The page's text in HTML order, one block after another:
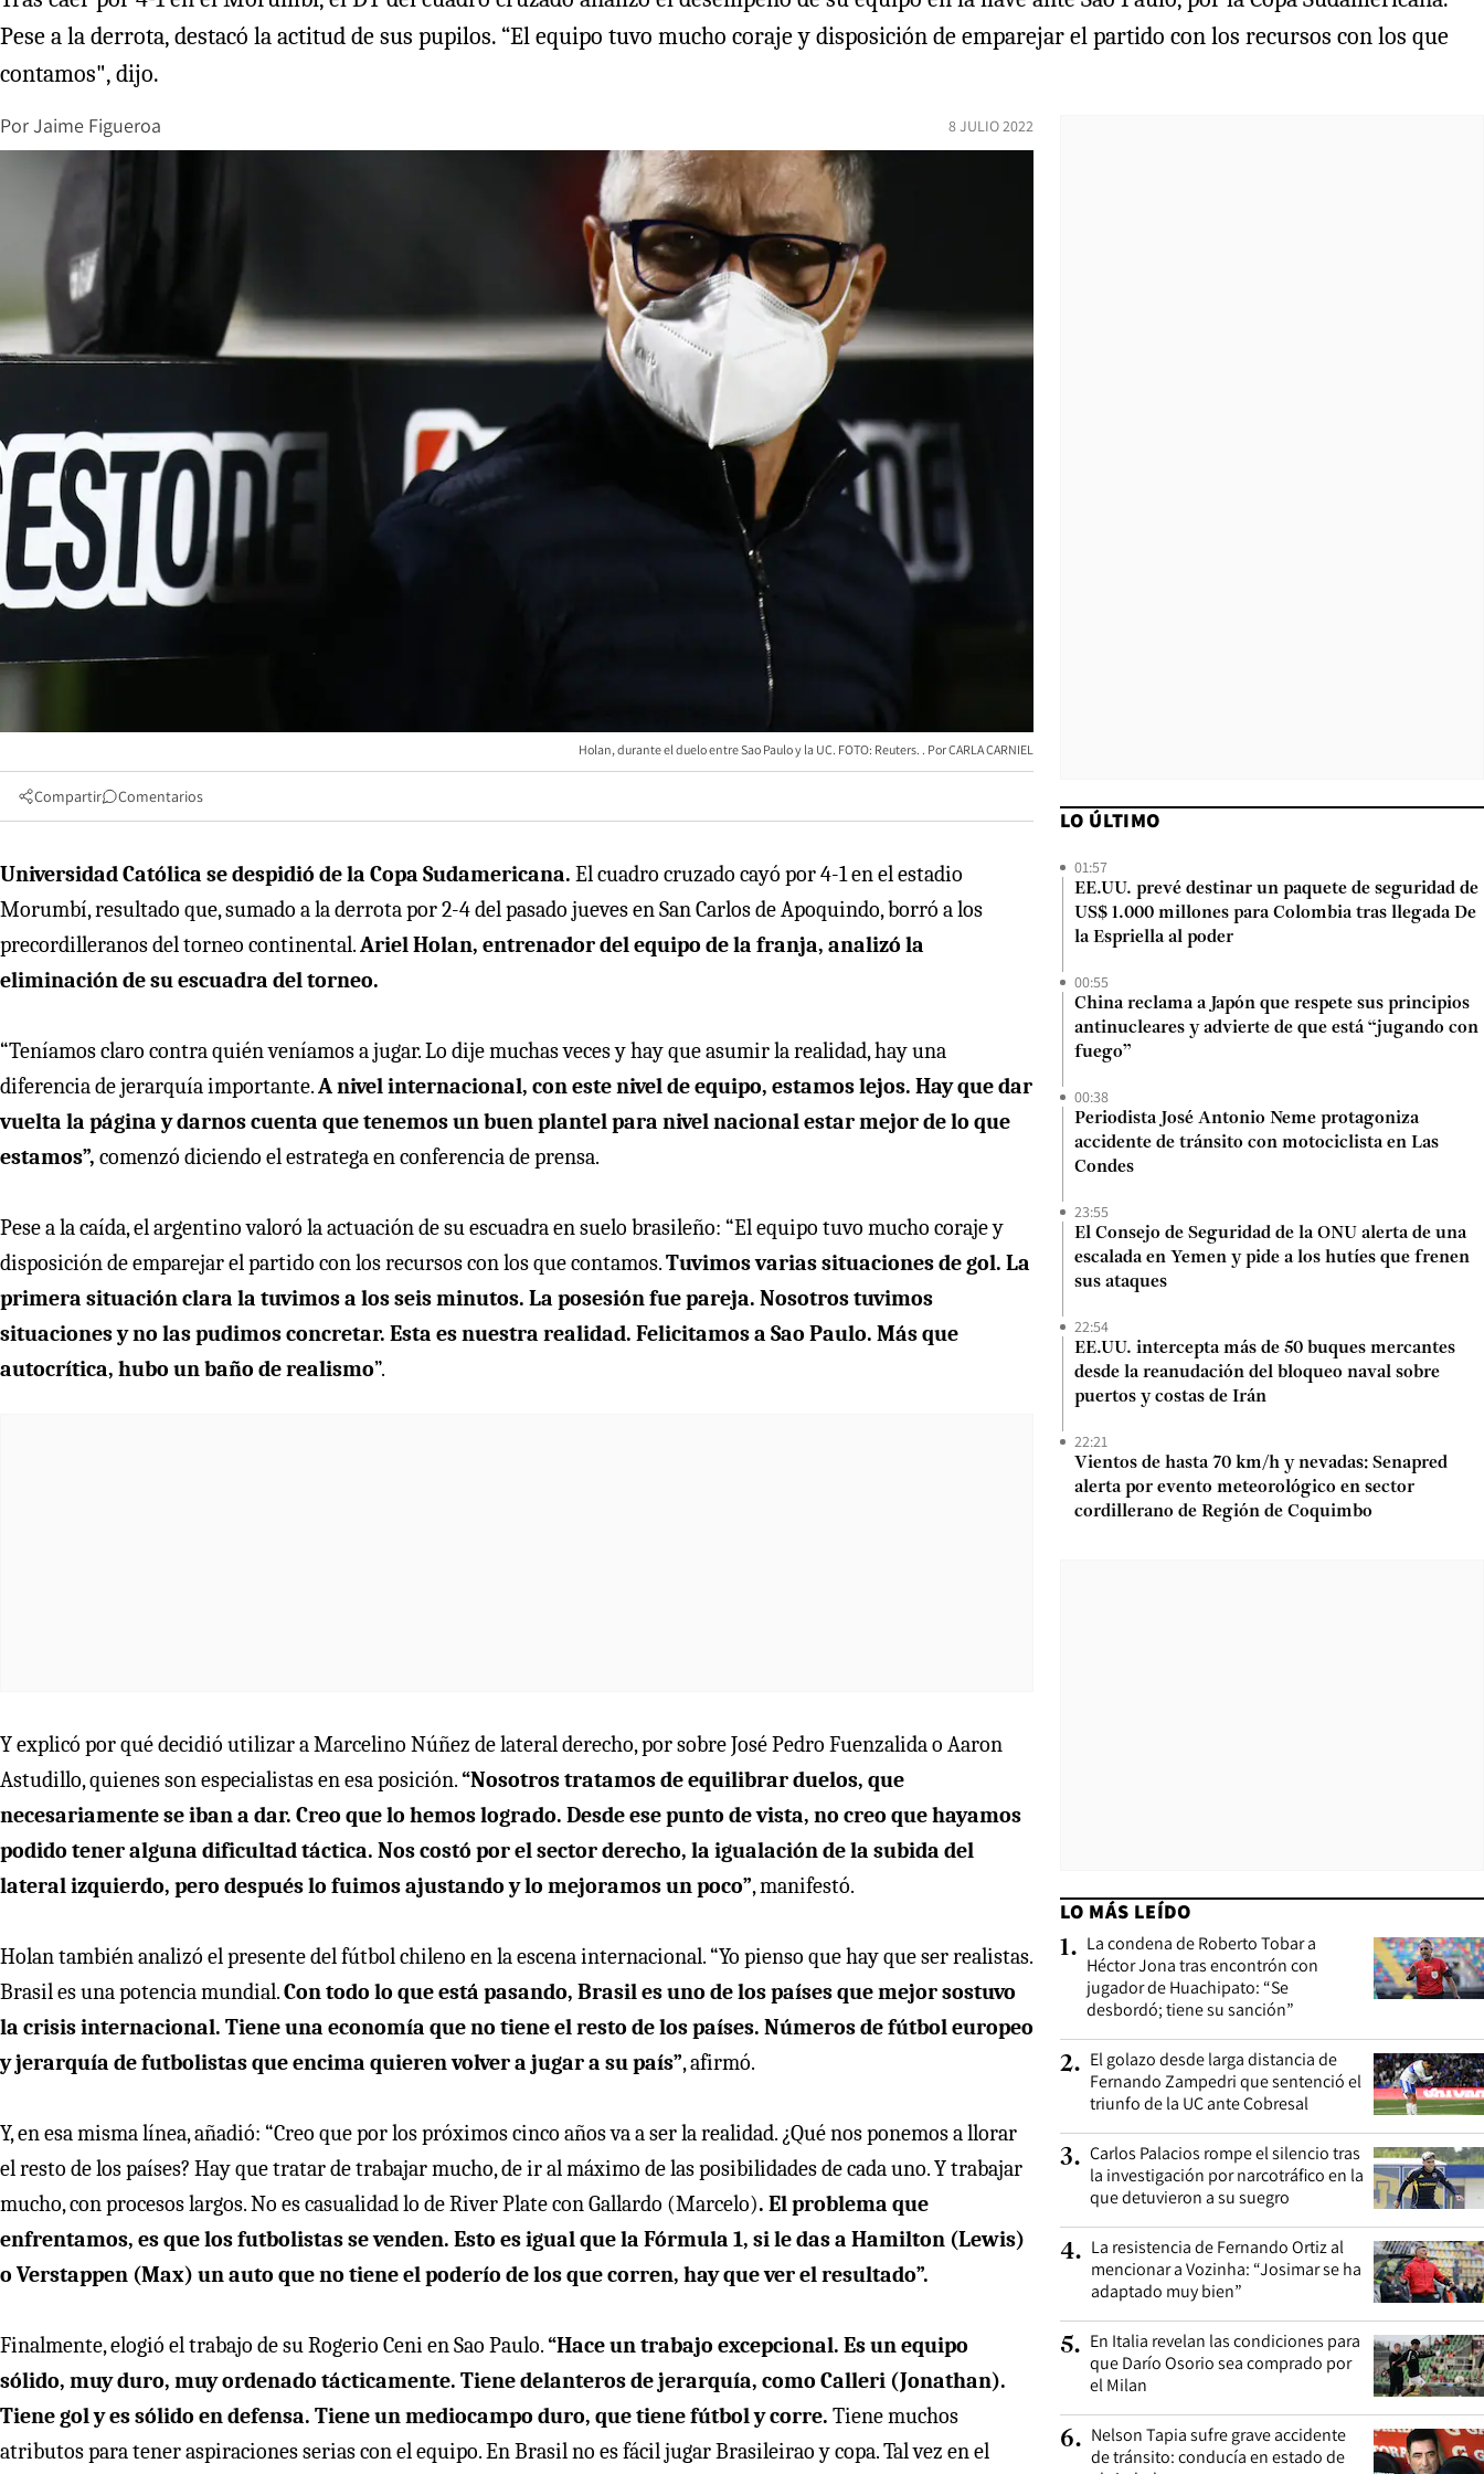
Pese a la derrota, destacó la actitud de sus pupilos. “El equipo tuvo mucho coraje y disposición de emparejar el partido con los recursos con los que
contamos", dijo.
PorJaime Figueroa 8 JULIO 2022
Holan, durante el duelo entre Sao Paulo y la UC. FOTO: Reuters. CARLA CARNIEL
Compartir Comentarios
Universidad Católica se despidió de la Copa Sudamericana. El cuadro cruzado cayó por 4-1 en el estadio
Morumbí, resultado que, sumado a la derrota por 2-4 del pasado jueves en San Carlos de Apoquindo, borró a los
precordilleranos del torneo continental.Ariel Holan, entrenador del equipo de la franja, analizó la
eliminación de su escuadra del torneo.
“Teníamos claro contra quién veníamos a jugar. Lo dije muchas veces y hay que asumir la realidad, hay una
diferencia de jerarquía importante.A nivel internacional, con este nivel de equipo, estamos lejos. Hay que dar
vuelta la página y darnos cuenta que tenemos un buen plantel para nivel nacional estar mejor de lo que
estamos”, comenzó diciendo el estratega en conferencia de prensa.
Pese a la caída, el argentino valoró la actuación de su escuadra en suelo brasileño: “El equipo tuvo mucho coraje y
disposición de emparejar el partido con los recursos con los que contamos.Tuvimos varias situaciones de gol. La
primera situación clara la tuvimos a los seis minutos. La posesión fue pareja. Nosotros tuvimos
situaciones y no las pudimos concretar. Esta es nuestra realidad. Felicitamos a Sao Paulo. Más que
autocrítica, hubo un baño de realismo”.
Y explicó por qué decidió utilizar a Marcelino Núñez de lateral derecho, por sobre José Pedro Fuenzalida o Aaron
Astudillo, quienes son especialistas en esa posición.“Nosotros tratamos de equilibrar duelos, que
necesariamente se iban a dar. Creo que lo hemos logrado. Desde ese punto de vista, no creo que hayamos
podido tener alguna dificultad táctica. Nos costó por el sector derecho, la igualación de la subida del
lateral izquierdo, pero después lo fuimos ajustando y lo mejoramos un poco”, manifestó.
Holan también analizó el presente del fútbol chileno en la escena internacional. “Yo pienso que hay que ser realistas.
Brasil es una potencia mundial.Con todo lo que está pasando, Brasil es uno de los países que mejor sostuvo
la crisis internacional. Tiene una economía que no tiene el resto de los países. Números de fútbol europeo
y jerarquía de futbolistas que encima quieren volver a jugar a su país”, afirmó.
Y, en esa misma línea, añadió: “Creo que por los próximos cinco años va a ser la realidad. ¿Qué nos ponemos a llorar
el resto de los países? Hay que tratar de trabajar mucho, de ir al máximo de las posibilidades de cada uno. Y trabajar
mucho, con procesos largos. No es casualidad lo de River Plate con Gallardo (Marcelo). El problema que
enfrentamos, es que los futbolistas se venden. Esto es igual que la Fórmula 1, si le das a Hamilton (Lewis)
o Verstappen (Max) un auto que no tiene el poderío de los que corren, hay que ver el resultado”.
Finalmente, elogió el trabajo de su Rogerio Ceni en Sao Paulo.“Hace un trabajo excepcional. Es un equipo
sólido, muy duro, muy ordenado tácticamente. Tiene delanteros de jerarquía, como Calleri (Jonathan).
Tiene gol y es sólido en defensa. Tiene un mediocampo duro, que tiene fútbol y corre. Tiene muchos
atributos para tener aspiraciones serias con el equipo. En Brasil no es fácil jugar Brasileirao y copa. Tal vez en el
LO ÚLTIMO
01:57
EE.UU. prevé destinar un paquete de seguridad de
US$ 1.000 millones para Colombia tras llegada De
la Espriella al poder
00:55
China reclama a Japón que respete sus principios
antinucleares y advierte de que está “jugando con
fuego”
00:38
Periodista José Antonio Neme protagoniza
accidente de tránsito con motociclista en Las
Condes
23:55
El Consejo de Seguridad de la ONU alerta de una
escalada en Yemen y pide a los hutíes que frenen
sus ataques
22:54
EE.UU. intercepta más de 50 buques mercantes
desde la reanudación del bloqueo naval sobre
puertos y costas de Irán
22:21
Vientos de hasta 70 km/h y nevadas: Senapred
alerta por evento meteorológico en sector
cordillerano de Región de Coquimbo
LO MÁS LEÍDO
1. La condena de Roberto Tobar a
Héctor Jona tras encontrón con
jugador de Huachipato: “Se
desbordó; tiene su sanción”
2. El golazo desde larga distancia de
Fernando Zampedri que sentenció el
triunfo de la UC ante Cobresal
3. Carlos Palacios rompe el silencio tras
la investigación por narcotráfico en la
que detuvieron a su suegro
4. La resistencia de Fernando Ortiz al
mencionar a Vozinha: “Josimar se ha
adaptado muy bien”
5. En Italia revelan las condiciones para
que Darío Osorio sea comprado por
el Milan
6. Nelson Tapia sufre grave accidente
de tránsito: conducía en estado de